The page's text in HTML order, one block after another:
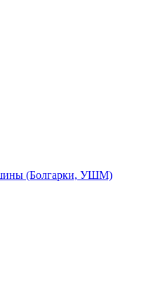
(Болгарки, УШМ)